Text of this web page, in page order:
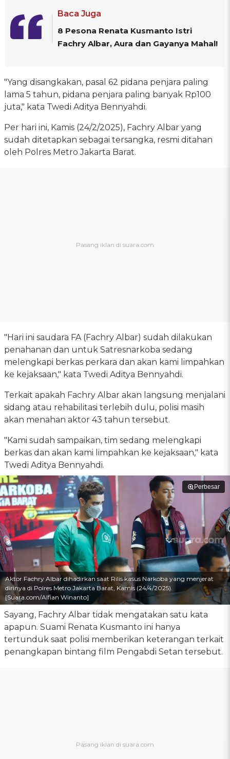
Baca Juga
8 Pesona Renata Kusmanto Istri
Fachry Albar, Aura dan Gayanya Mahal!
"Yang disangkakan, pasal 62 pidana penjara paling
lama 5 tahun, pidana penjara paling banyak Rp100
juta," kata Twedi Aditya Bennyahdi.
Per hari ini, Kamis (24/2/2025), Fachry Albar yang
sudah ditetapkan sebagai tersangka, resmi ditahan
oleh Polres Metro Jakarta Barat.
"Hari ini saudara FA (Fachry Albar) sudah dilakukan
penahanan dan untuk Satresnarkoba sedang
melengkapi berkas perkara dan akan kami limpahkan
ke kejaksaan," kata Twedi Aditya Bennyahdi.
Terkait apakah Fachry Albar akan langsung menjalani
sidang atau rehabilitasi terlebih dulu, polisi masih
akan menahan aktor 43 tahun tersebut.
"Kami sudah sampaikan, tim sedang melengkapi
berkas dan akan kami limpahkan ke kejaksaan," kata
Twedi Aditya Bennyahdi.
Perbesar
Aktor Fachry Albar dihadirkan saat Rilis kasus Narkoba yang menjerat
dirinya di Polres Metro Jakarta Barat, Kamis (24/4/2025).
[Suara.com/Alfian Winanto]
Sayang, Fachry Albar tidak mengatakan satu kata
apapun. Suami Renata Kusmanto ini hanya
tertunduk saat polisi memberikan keterangan terkait
penangkapan bintang film Pengabdi Setan tersebut.